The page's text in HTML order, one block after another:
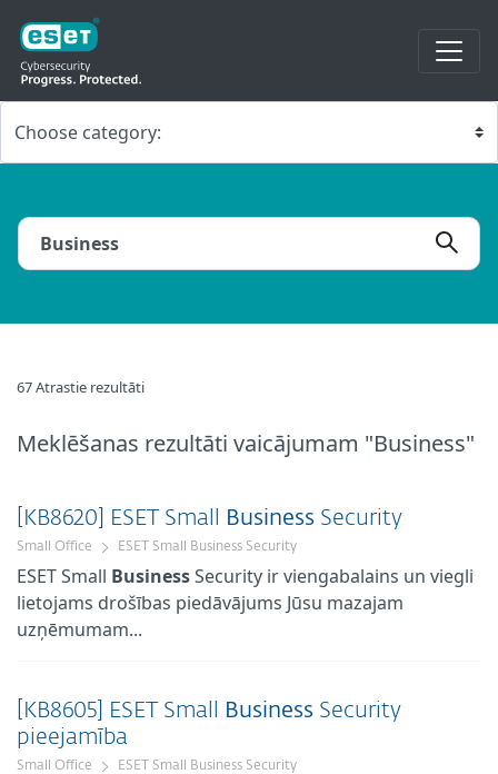
67 Atrastie rezultāti
Meklēšanas rezultāti vaicājumam "Business"
[KB8620] ESET Small Business Security
Small Office ESET Small Business Security
ESET Small BusinessSecurity ir viengabalains un viegli
lietojams drošības piedāvājums Jūsu mazajam
uzņēmumam...
[KB8605] ESET Small Business Security
pieejamība
Small Office ESET Small Business Security